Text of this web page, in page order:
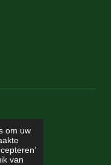
om uw
van